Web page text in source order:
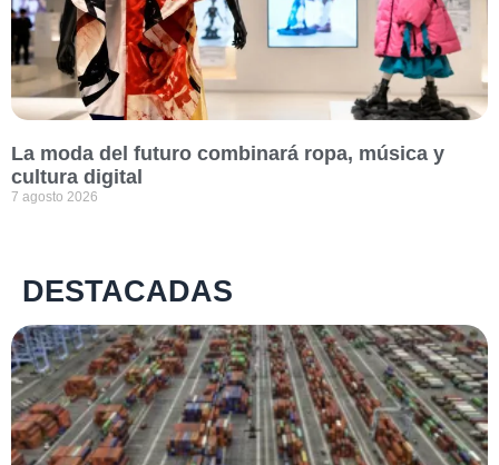
La moda del futuro combinará ropa, música y
cultura digital
7 agosto 2026
DESTACADAS